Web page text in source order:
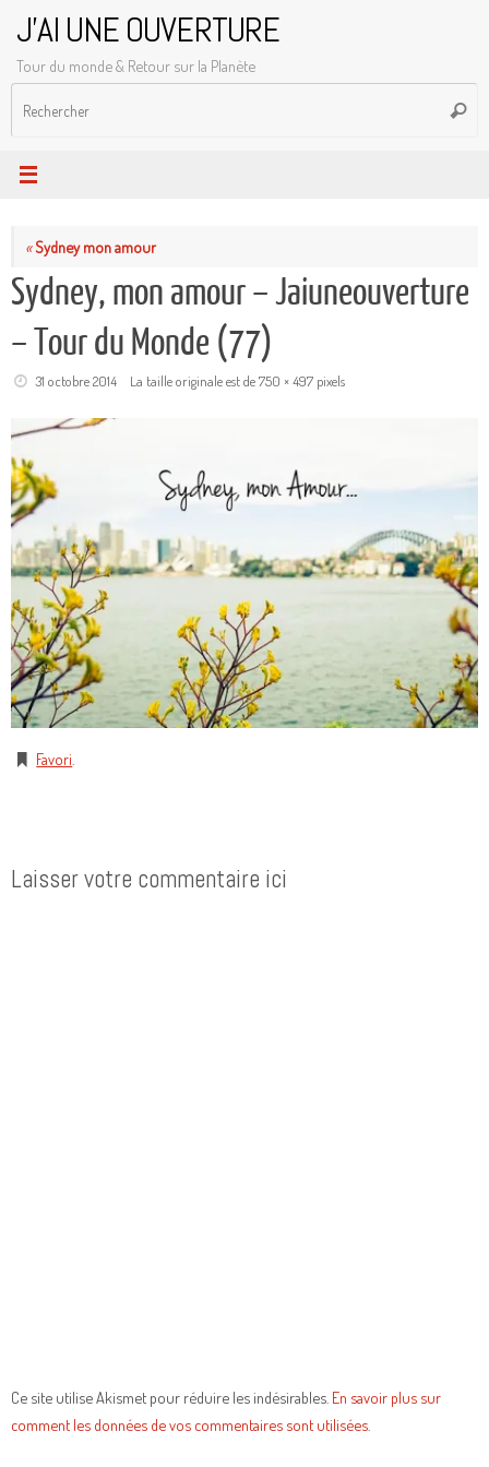
contenu
J'AI UNE OUVERTURE
Tour du monde & Retour sur la Planète
«Sydney mon amour
Sydney, mon amour – Jaiuneouverture
– Tour du Monde (77)
31 octobre 2014 La taille originale est de750 × 497pixels
Favori
Laisser votre commentaire ici
Ce site utilise Akismet pour réduire les indésirables. En savoir plus sur
comment les données de vos commentaires sont utilisées